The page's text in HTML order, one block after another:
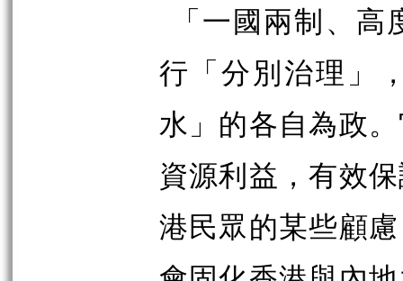
「一國兩制、
行「分別治理」
水」的各自為政
資源利益，有效
港民眾的某些顧